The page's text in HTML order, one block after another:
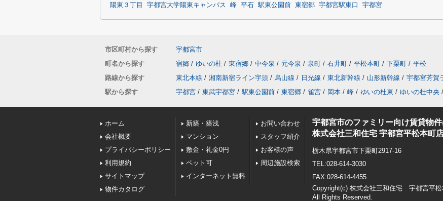
陽東３丁目 宇都宮大学陽東キャンパス 峰 平石 駅東公園前 東宿郷 宇都宮駅東口 宇都宮
市区町村から探す
宇都宮市
町名から探す
宿郷 / ゆいの杜 / 東宿郷 / 中今泉 / 元今泉 / 泉町 / 石井町 / 平松本町 / 下栗町 / 平松
路線から探す
東北本線 / 湘南新宿ライン宇須 / 烏山線 / 日光線 / 東北新幹線 / 山形新幹線 / 宇都宮芳賀
駅から探す
宇都宮 / 東武宇都宮 / 駅東公園前 / 東宿郷 / 雀宮 / 岡本 / 峰 / ゆいの杜東 / ゆいの杜中央 /
ホーム
会社概要
プライバシーポリシー
利用規約
サイトマップ
物件カタログ
新築・築浅
マンション
敷金・礼金0円
ペット可
インターネット無料
お問い合わせ
スタッフ紹介
お客様の声
周辺施設検索
宇都宮市のファミリー向け賃貸物件
株式会社三和住宅 宇都宮平松本町
栃木県宇都宮市下栗町2917-16
TEL:028-614-3030
FAX:028-614-4455
Copyright(c) 株式会社三和住宅 宇都宮平松
All Rights Reserved.